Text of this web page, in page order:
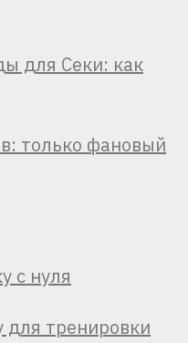
для Секи: как
только фановый
с нуля
для тренировки